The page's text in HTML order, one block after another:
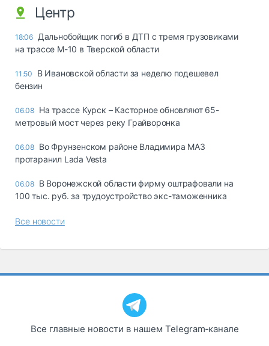
Центр
18:06 Дальнобойщик погиб в ДТП с тремя грузовиками
на трассе М-10 в Тверской области
11:50
В Ивановской области за неделю подешевел
бензин
06.08 На трассе Курск – Касторное обновляют 65-
метровый мост через реку Грайворонка
06.08 Во Фрунзенском районе Владимира МАЗ
протаранил Lada Vesta
06.08 В Воронежской области фирму оштрафовали на
100 тыс. руб. за трудоустройство экс-таможенника
Все новости
Все главные новости в нашем Telegram‑канале